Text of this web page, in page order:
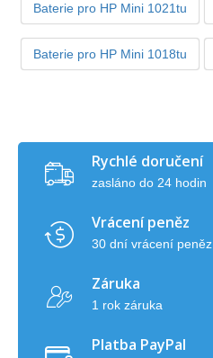
Baterie pro HP Mini 1021tu
Baterie pro HP Mini 1018tu
Rychlé doručení
zasláno do 24 hodin
Vrácení peněz
30 dní vrácení peněz
Záruka
1 rok záruka
Platba PayPal